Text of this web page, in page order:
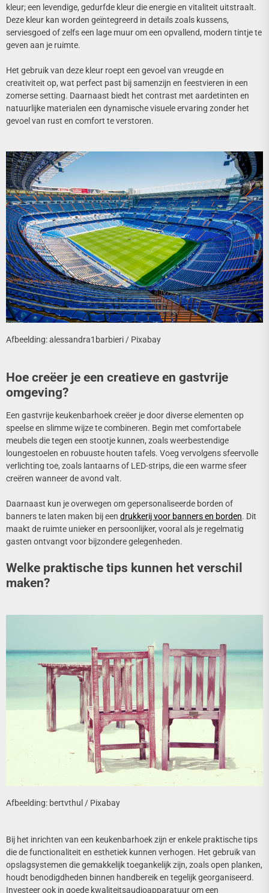
kleur; een levendige, gedurfde kleur die energie en vitaliteit uitstraalt.
Deze kleur kan worden geïntegreerd in details zoals kussens,
serviesgoed of zelfs een lage muur om een opvallend, modern tintje te
geven aan je ruimte.
Het gebruik van deze kleur roept een gevoel van vreugde en
creativiteit op, wat perfect past bij samenzijn en feestvieren in een
zomerse setting. Daarnaast biedt het contrast met aardetinten en
natuurlijke materialen een dynamische visuele ervaring zonder het
gevoel van rust en comfort te verstoren.
Afbeelding: alessandra1barbieri / Pixabay
Hoe creëer je een creatieve en gastvrije
omgeving?
Een gastvrije keukenbarhoek creëer je door diverse elementen op
speelse en slimme wijze te combineren. Begin met comfortabele
meubels die tegen een stootje kunnen, zoals weerbestendige
loungestoelen en robuuste houten tafels. Voeg vervolgens sfeervolle
verlichting toe, zoals lantaarns of LED-strips, die een warme sfeer
creëren wanneer de avond valt.
Daarnaast kun je overwegen om gepersonaliseerde borden of
banners te laten maken bij een drukkerij voor banners en borden. Dit
maakt de ruimte unieker en persoonlijker, vooral als je regelmatig
gasten ontvangt voor bijzondere gelegenheden.
Welke praktische tips kunnen het verschil
maken?
Afbeelding: bertvthul / Pixabay
Bij het inrichten van een keukenbarhoek zijn er enkele praktische tips
die de functionaliteit en esthetiek kunnen verhogen. Het gebruik van
opslagsystemen die gemakkelijk toegankelijk zijn, zoals open planken,
houdt benodigdheden binnen handbereik en tegelijk georganiseerd.
Investeer ook in goede kwaliteitsaudioapparatuur om een